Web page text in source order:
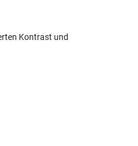
Kontrast und